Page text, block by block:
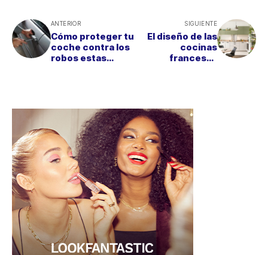
ANTERIOR
Cómo proteger tu
coche contra los
robos estas
SIGUIENTE
El diseño de las
cocinas
francesas